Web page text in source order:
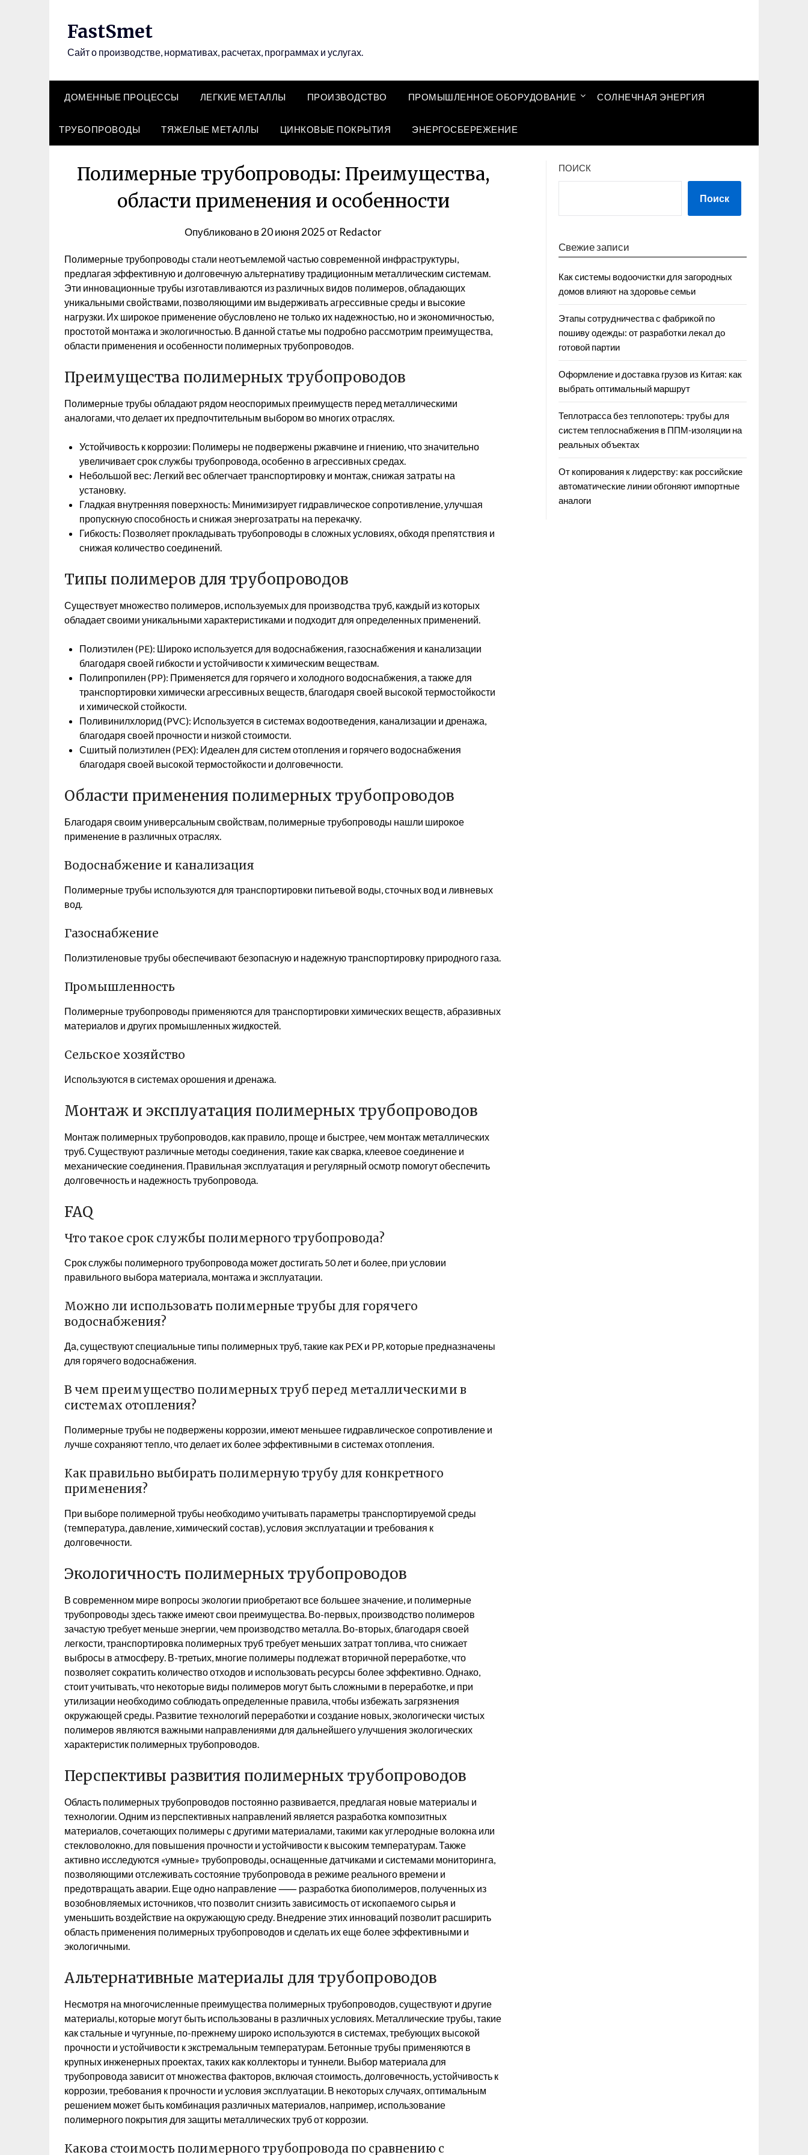
FastSmet
Сайт о производстве, нормативах, расчетах, программах и услугах.
ДОМЕННЫЕ ПРОЦЕССЫ ЛЕГКИЕ МЕТАЛЛЫ ПРОИЗВОДСТВО ПРОМЫШЛЕННОЕ ОБОРУДОВАНИЕ СОЛНЕЧНАЯ ЭНЕРГИЯ
ТРУБОПРОВОДЫ ТЯЖЕЛЫЕ МЕТАЛЛЫ ЦИНКОВЫЕ ПОКРЫТИЯ ЭНЕРГОСБЕРЕЖЕНИЕ
Полимерные трубопроводы: Преимущества,
области применения и особенности
Опубликовано в20 июня 2025от Redactor
Полимерные трубопроводы стали неотъемлемой частью современной инфраструктуры,
предлагая эффективную и долговечную альтернативу традиционным металлическим системам.
Эти инновационные трубы изготавливаются из различных видов полимеров, обладающих
уникальными свойствами, позволяющими им выдерживать агрессивные среды и высокие
нагрузки. Их широкое применение обусловлено не только их надежностью, но и экономичностью,
простотой монтажа и экологичностью. В данной статье мы подробно рассмотрим преимущества,
области применения и особенности полимерных трубопроводов.
Преимущества полимерных трубопроводов
Полимерные трубы обладают рядом неоспоримых преимуществ перед металлическими
аналогами, что делает их предпочтительным выбором во многих отраслях.
Устойчивость к коррозии: Полимеры не подвержены ржавчине и гниению, что значительно
увеличивает срок службы трубопровода, особенно в агрессивных средах.
Небольшой вес: Легкий вес облегчает транспортировку и монтаж, снижая затраты на
установку.
Гладкая внутренняя поверхность: Минимизирует гидравлическое сопротивление, улучшая
пропускную способность и снижая энергозатраты на перекачку.
Гибкость: Позволяет прокладывать трубопроводы в сложных условиях, обходя препятствия и
снижая количество соединений.
Типы полимеров для трубопроводов
Существует множество полимеров, используемых для производства труб, каждый из которых
обладает своими уникальными характеристиками и подходит для определенных применений.
Полиэтилен (PE): Широко используется для водоснабжения, газоснабжения и канализации
благодаря своей гибкости и устойчивости к химическим веществам.
Полипропилен (PP): Применяется для горячего и холодного водоснабжения, а также для
транспортировки химически агрессивных веществ, благодаря своей высокой термостойкости
и химической стойкости.
Поливинилхлорид (PVC): Используется в системах водоотведения, канализации и дренажа,
благодаря своей прочности и низкой стоимости.
Сшитый полиэтилен (PEX): Идеален для систем отопления и горячего водоснабжения
благодаря своей высокой термостойкости и долговечности.
Области применения полимерных трубопроводов
Благодаря своим универсальным свойствам, полимерные трубопроводы нашли широкое
применение в различных отраслях.
Водоснабжение и канализация
Полимерные трубы используются для транспортировки питьевой воды, сточных вод и ливневых
вод.
Газоснабжение
Полиэтиленовые трубы обеспечивают безопасную и надежную транспортировку природного газа.
Промышленность
Полимерные трубопроводы применяются для транспортировки химических веществ, абразивных
материалов и других промышленных жидкостей.
Сельское хозяйство
Используются в системах орошения и дренажа.
Монтаж и эксплуатация полимерных трубопроводов
Монтаж полимерных трубопроводов, как правило, проще и быстрее, чем монтаж металлических
труб. Существуют различные методы соединения, такие как сварка, клеевое соединение и
механические соединения. Правильная эксплуатация и регулярный осмотр помогут обеспечить
долговечность и надежность трубопровода.
FAQ
Что такое срок службы полимерного трубопровода?
Срок службы полимерного трубопровода может достигать 50 лет и более, при условии
правильного выбора материала, монтажа и эксплуатации.
Можно ли использовать полимерные трубы для горячего
водоснабжения?
Да, существуют специальные типы полимерных труб, такие как PEX и PP, которые предназначены
для горячего водоснабжения.
В чем преимущество полимерных труб перед металлическими в
системах отопления?
Полимерные трубы не подвержены коррозии, имеют меньшее гидравлическое сопротивление и
лучше сохраняют тепло, что делает их более эффективными в системах отопления.
Как правильно выбирать полимерную трубу для конкретного
применения?
При выборе полимерной трубы необходимо учитывать параметры транспортируемой среды
(температура, давление, химический состав), условия эксплуатации и требования к
долговечности.
Экологичность полимерных трубопроводов
В современном мире вопросы экологии приобретают все большее значение, и полимерные
трубопроводы здесь также имеют свои преимущества. Во-первых, производство полимеров
зачастую требует меньше энергии, чем производство металла. Во-вторых, благодаря своей
легкости, транспортировка полимерных труб требует меньших затрат топлива, что снижает
выбросы в атмосферу. В-третьих, многие полимеры подлежат вторичной переработке, что
позволяет сократить количество отходов и использовать ресурсы более эффективно. Однако,
стоит учитывать, что некоторые виды полимеров могут быть сложными в переработке, и при
утилизации необходимо соблюдать определенные правила, чтобы избежать загрязнения
окружающей среды. Развитие технологий переработки и создание новых, экологически чистых
полимеров являются важными направлениями для дальнейшего улучшения экологических
характеристик полимерных трубопроводов.
Перспективы развития полимерных трубопроводов
Область полимерных трубопроводов постоянно развивается, предлагая новые материалы и
технологии. Одним из перспективных направлений является разработка композитных
материалов, сочетающих полимеры с другими материалами, такими как углеродные волокна или
стекловолокно, для повышения прочности и устойчивости к высоким температурам. Также
активно исследуются «умные» трубопроводы, оснащенные датчиками и системами мониторинга,
позволяющими отслеживать состояние трубопровода в режиме реального времени и
предотвращать аварии. Еще одно направление ⸺ разработка биополимеров, полученных из
возобновляемых источников, что позволит снизить зависимость от ископаемого сырья и
уменьшить воздействие на окружающую среду. Внедрение этих инноваций позволит расширить
область применения полимерных трубопроводов и сделать их еще более эффективными и
экологичными.
Альтернативные материалы для трубопроводов
Несмотря на многочисленные преимущества полимерных трубопроводов, существуют и другие
материалы, которые могут быть использованы в различных условиях. Металлические трубы, такие
как стальные и чугунные, по-прежнему широко используются в системах, требующих высокой
прочности и устойчивости к экстремальным температурам. Бетонные трубы применяются в
крупных инженерных проектах, таких как коллекторы и туннели. Выбор материала для
трубопровода зависит от множества факторов, включая стоимость, долговечность, устойчивость к
коррозии, требования к прочности и условия эксплуатации. В некоторых случаях, оптимальным
решением может быть комбинация различных материалов, например, использование
полимерного покрытия для защиты металлических труб от коррозии.
Какова стоимость полимерного трубопровода по сравнению с
ПОИСК
Поиск
Свежие записи
Как системы водоочистки для загородных
домов влияют на здоровье семьи
Этапы сотрудничества с фабрикой по
пошиву одежды: от разработки лекал до
готовой партии
Оформление и доставка грузов из Китая: как
выбрать оптимальный маршрут
Теплотрасса без теплопотерь: трубы для
систем теплоснабжения в ППМ‑изоляции на
реальных объектах
От копирования к лидерству: как российские
автоматические линии обгоняют импортные
аналоги